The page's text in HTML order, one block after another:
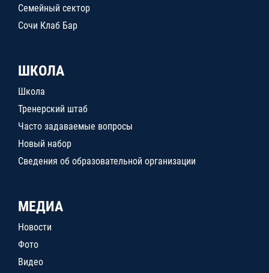
Семейный сектор
Сочи Клаб Бар
ШКОЛА
Школа
Тренерский штаб
Часто задаваемые вопросы
Новый набор
Сведения об образовательной организации
МЕДИА
Новости
Фото
Видео